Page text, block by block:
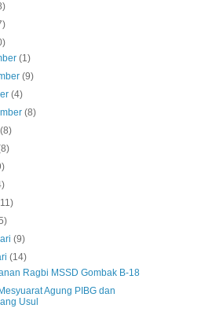
(1)
(9)
(4)
(8)
(8)
(9)
(14)
Ragbi MSSD Gombak B-18
Agung PIBG dan
Usul